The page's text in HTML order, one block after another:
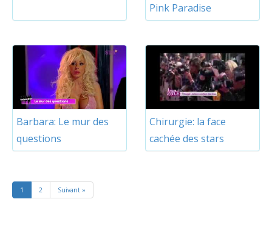
Pink Paradise
Barbara: Le mur des
questions
Chirurgie: la face
cachée des stars
1 2 Suivant »